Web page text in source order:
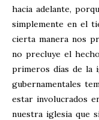
hacia adelante,
simplemente en el
cierta manera nos
no precluye el
primeros días de la
gubernamentales
estar involucrados
nuestra iglesia que